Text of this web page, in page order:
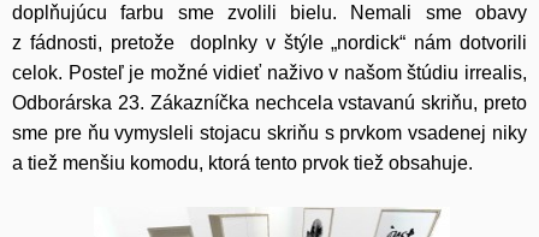
doplňujúcu farbu sme zvolili bielu. Nemali sme obavy
z fádnosti, pretože doplnky v štýle „nordick“ nám dotvorili
celok. Posteľ je možné vidieť naživo v našom štúdiu irrealis,
Odborárska 23. Zákazníčka nechcela vstavanú skriňu, preto
sme pre ňu vymysleli stojacu skriňu s prvkom vsadenej niky
a tiež menšiu komodu, ktorá tento prvok tiež obsahuje.